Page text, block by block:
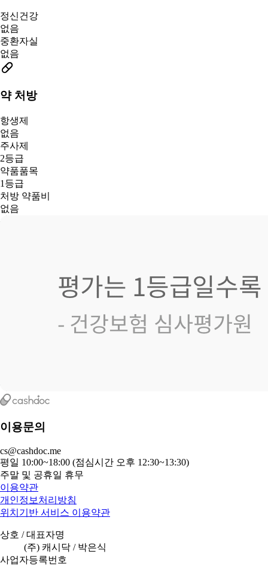
정신건강
없음
중환자실
없음
약 처방
항생제
없음
주사제
2등급
약품품목
1등급
처방 약품비
없음
이용문의
cs@cashdoc.me
평일 10:00~18:00 (점심시간 오후 12:30~13:30)
주말 및 공휴일 휴무
이용약관
개인정보처리방침
위치기반 서비스 이용약관
상호 / 대표자명
(주) 캐시닥 / 박은식
사업자등록번호